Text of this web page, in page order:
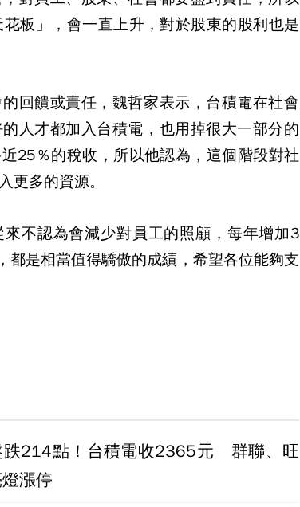
板」，會一直上升，對於股東的股利也是
回饋或責任，魏哲家表示，台積電在社會
人才都加入台積電，也用掉很大一部分的
25％的稅收，所以他認為，這個階段對社
更多的資源。
不認為會減少對員工的照顧，每年增加3
都是相當值得驕傲的成績，希望各位能夠支
跌214點！台積電收2365元 群聯、旺
漲停